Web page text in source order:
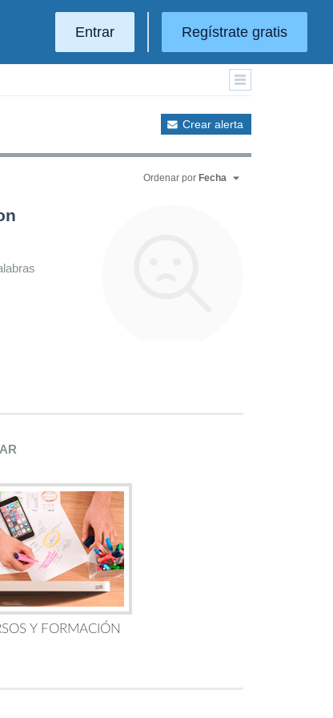
Entrar Regístrate gratis
Crear alerta
Ordenar por Fecha
Y FORMACIÓN